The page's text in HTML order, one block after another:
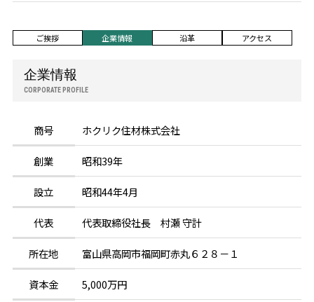
企業情報
CORPORATE PROFILE
ご挨拶 企業情報 沿革 アクセス
商号 ホクリク住材株式会社
創業 昭和39年
設立 昭和44年4月
代表 代表取締役社長 村瀬 守計
所在地 富山県高岡市福岡町赤丸６２８－１
資本金 5,000万円